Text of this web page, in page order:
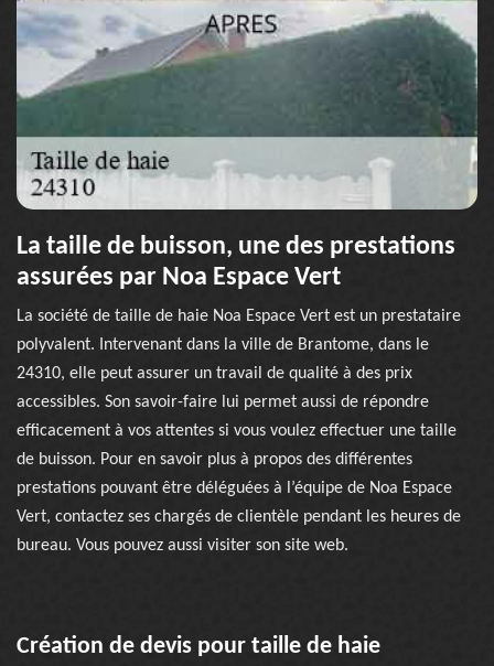
La taille de buisson, une des prestations
assurées par Noa Espace Vert
La société de taille de haie Noa Espace Vert est un prestataire
polyvalent. Intervenant dans la ville de Brantome, dans le
24310, elle peut assurer un travail de qualité à des prix
accessibles. Son savoir-faire lui permet aussi de répondre
efficacement à vos attentes si vous voulez effectuer une taille
de buisson. Pour en savoir plus à propos des différentes
prestations pouvant être déléguées à l’équipe de Noa Espace
Vert, contactez ses chargés de clientèle pendant les heures de
bureau. Vous pouvez aussi visiter son site web.
Création de devis pour taille de haie